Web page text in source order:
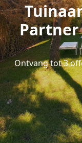
Partner
Ontvang tot 3